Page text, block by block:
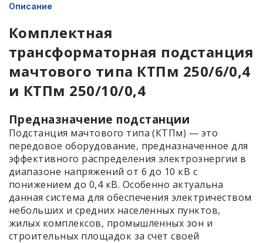
Описание
Комплектная
трансформаторная подстанция
мачтового типа КТПм 250/6/0,4
и КТПм 250/10/0,4
Предназначение подстанции
Подстанция мачтового типа (КТПм) — это
передовое оборудование, предназначенное для
эффективного распределения электроэнергии в
диапазоне напряжений от 6 до 10 кВ с
понижением до 0,4 кВ. Особенно актуальна
данная система для обеспечения электричеством
небольших и средних населенных пунктов,
жилых комплексов, промышленных зон и
строительных площадок за счет своей